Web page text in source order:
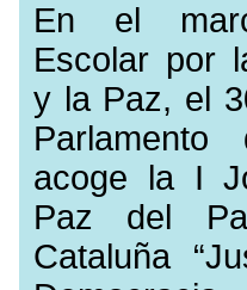
En el
Escolar por
y la Paz, el
Parlamento
acoge la I
Paz del
Cataluña